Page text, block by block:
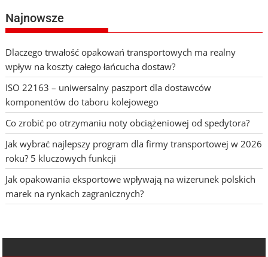
Najnowsze
Dlaczego trwałość opakowań transportowych ma realny
wpływ na koszty całego łańcucha dostaw?
ISO 22163 – uniwersalny paszport dla dostawców
komponentów do taboru kolejowego
Co zrobić po otrzymaniu noty obciążeniowej od spedytora?
Jak wybrać najlepszy program dla firmy transportowej w 2026
roku? 5 kluczowych funkcji
Jak opakowania eksportowe wpływają na wizerunek polskich
marek na rynkach zagranicznych?